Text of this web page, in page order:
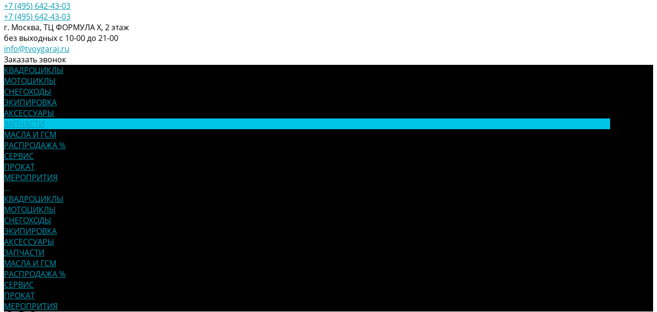
+7 (495) 642-43-03
+7 (495) 642-43-03
г. Москва, ТЦ ФОРМУЛА Х, 2 этаж
без выходных с 10-00 до 21-00
info@tvoygaraj.ru
Заказать звонок
КВАДРОЦИКЛЫ
МОТОЦИКЛЫ
СНЕГОХОДЫ
ЭКИПИРОВКА
АКСЕССУАРЫ
ЗАПЧАСТИ
МАСЛА И ГСМ
РАСПРОДАЖА %
СЕРВИС
ПРОКАТ
МЕРОПРИТИЯ
...
КВАДРОЦИКЛЫ
МОТОЦИКЛЫ
СНЕГОХОДЫ
ЭКИПИРОВКА
АКСЕССУАРЫ
ЗАПЧАСТИ
МАСЛА И ГСМ
РАСПРОДАЖА %
СЕРВИС
ПРОКАТ
МЕРОПРИТИЯ